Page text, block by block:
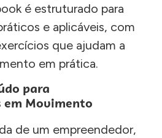
é estruturado para
e aplicáveis, com
que ajudam a
em prática.
para
em Movimento
de um empreendedor,